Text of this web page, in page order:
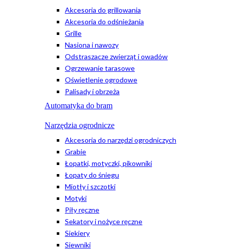
Akcesoria do grillowania
Akcesoria do odśnieżania
Grille
Nasiona i nawozy
Odstraszacze zwierząt i owadów
Ogrzewanie tarasowe
Oświetlenie ogrodowe
Palisady i obrzeża
Automatyka do bram
Narzędzia ogrodnicze
Akcesoria do narzędzi ogrodniczych
Grabie
Łopatki, motyczki, pikowniki
Łopaty do śniegu
Miotły i szczotki
Motyki
Piły ręczne
Sekatory i nożyce ręczne
Siekiery
Siewniki